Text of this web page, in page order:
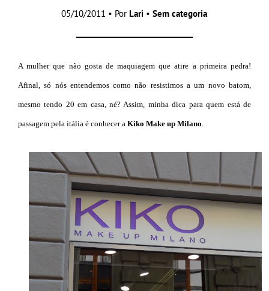
05/10/2011 • PorLari •Sem categoria
A mulher que não gosta de maquiagem que atire a primeira pedra!
Afinal, só nós entendemos como não resistimos a um novo batom,
mesmo tendo 20 em casa, né? Assim, minha dica para quem está de
passagem pela itália é conhecer a Kiko Make up Milano